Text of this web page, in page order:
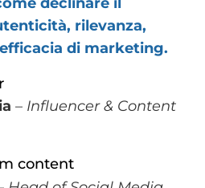
rilevanza,
di marketing.
– Influencer & Content
content